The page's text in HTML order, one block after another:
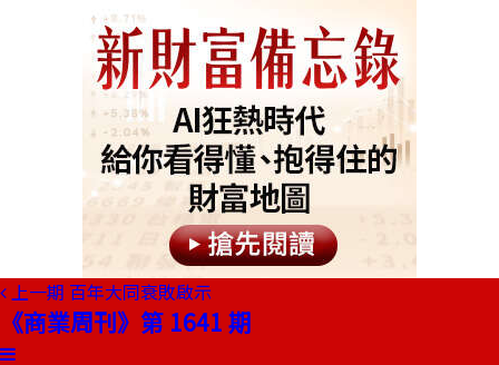
上一期 百年大同衰敗啟示
《商業周刊》第 1641 期